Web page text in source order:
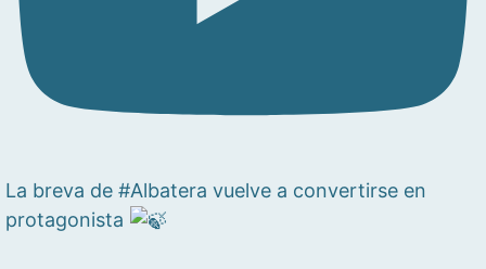
La breva de #Albatera vuelve a convertirse en
protagonista